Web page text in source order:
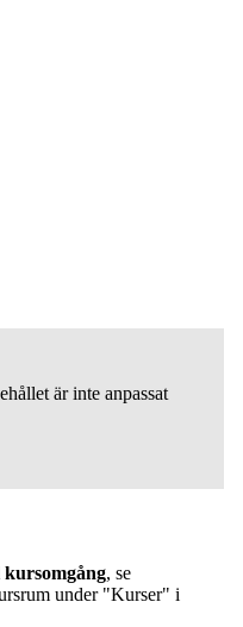
är inte anpassat
, se
under "Kurser" i